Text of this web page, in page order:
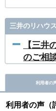
三井のリハウ
【三井
のご相
利用者の
利用者の声（